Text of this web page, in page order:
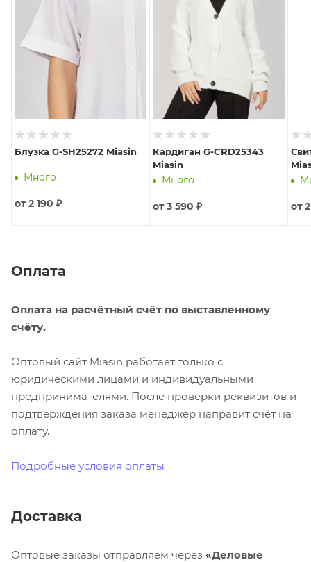
Блузка G-SH25272 Miasin
Много
от2 190 ₽
Кардиган G-CRD25343
Miasin
Много
от3 590 ₽ от
Оплата
Оплата на расчётный счёт по выставленному
счёту.
Оптовый сайт Miasin работает только с
юридическими лицами и индивидуальными
предпринимателями. После проверки реквизитов и
подтверждения заказа менеджер направит счёт на
оплату.
Подробные условия оплаты
Доставка
Оптовые заказы отправляем через «Деловые